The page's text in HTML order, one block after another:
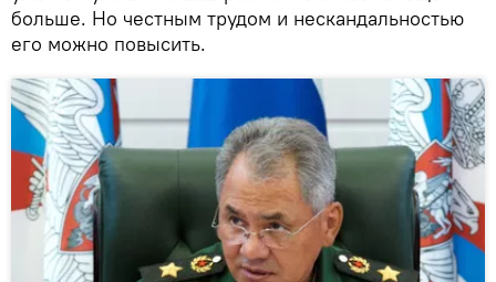
больше. Но честным трудом и нескандальностью
его можно повысить.